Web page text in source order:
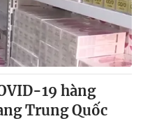
19 hàng
Trung Quốc